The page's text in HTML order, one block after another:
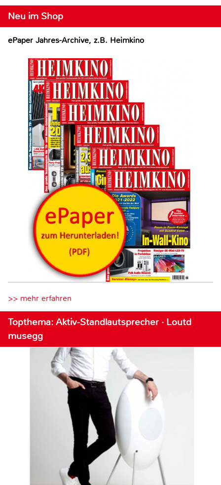
Neu im Shop
ePaper Jahres-Archive, z.B. Heimkino
>> mehr erfahren
Topthema: Aktiv-Standlautsprecher · Loutd
musegg